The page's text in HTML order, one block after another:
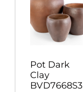
Pot Dark
Clay
BVD7668S3